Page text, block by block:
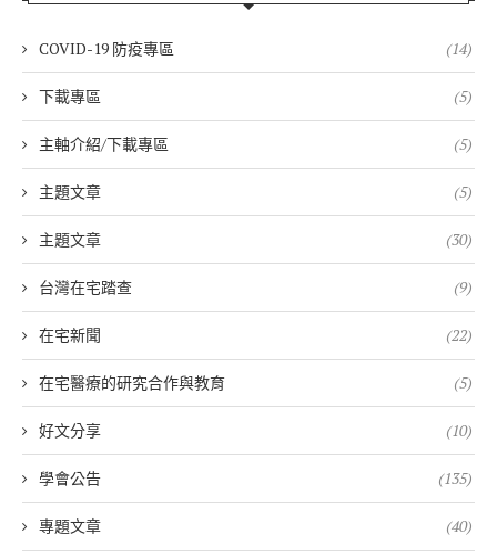
COVID-19 防疫專區 (14)
下載專區 (5)
主軸介紹/下載專區 (5)
主題文章 (5)
主題文章 (30)
台灣在宅踏查 (9)
在宅新聞 (22)
在宅醫療的研究合作與教育 (5)
好文分享 (10)
學會公告 (135)
專題文章 (40)